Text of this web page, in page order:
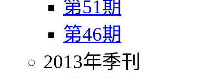
第51期
第46期
2013年季刊